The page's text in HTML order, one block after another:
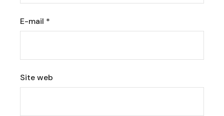
E-mail *
Site web